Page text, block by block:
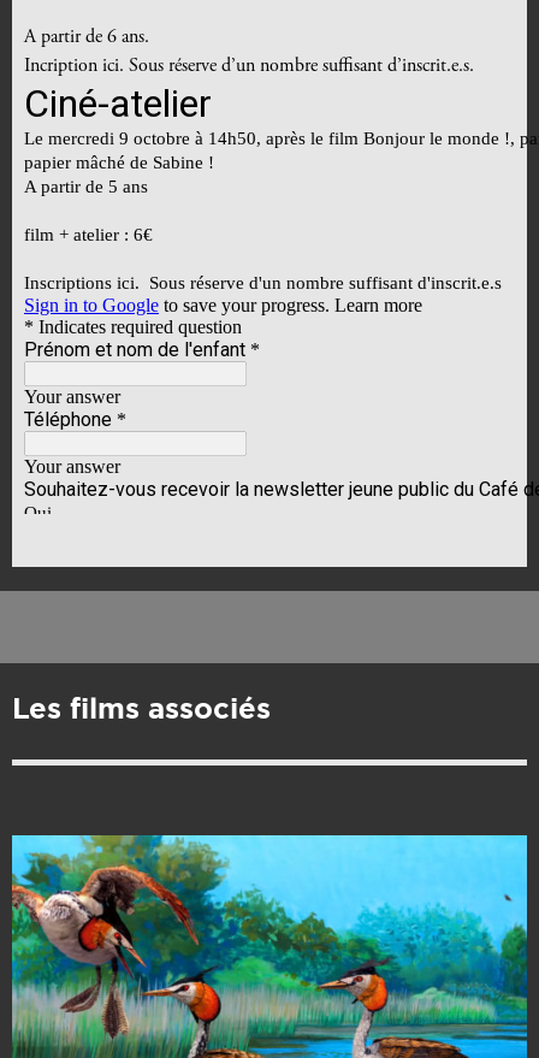
A partir de 6 ans.
Incription ici. Sous réserve d’un nombre suffisant d’inscrit.e.s.
Les films associés